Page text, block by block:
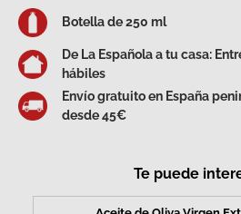
Botella de 250 ml
De La Española a tu casa:
hábiles
Envío gratuito en España
desde 45€
Te puede